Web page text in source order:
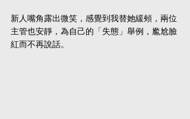
新人嘴角露出微笑，感覺到我替她緩頰，兩位
主管也安靜，為自己的「失態」舉例，尷尬臉
紅而不再說話。